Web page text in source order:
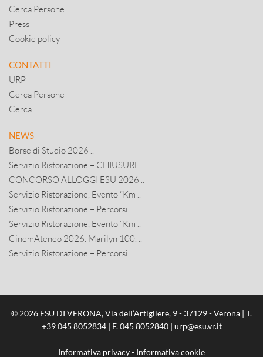
Cerca Persone
Press
Cookie policy
CONTATTI
URP
Cerca Persone
Cerca
NEWS
Borse di Studio 2026 ..
Servizio Ristorazione – CHIUSURE ..
CONCORSO ALLOGGI ESU 2026 ..
Servizio Ristorazione, Evento “Km ..
Servizio Ristorazione – Percorsi ..
Servizio Ristorazione, Evento “Km ..
CinemAteneo 2026. Marilyn 100. ..
Servizio Ristorazione – Percorsi ..
© 2026 ESU DI VERONA, Via dell’Artigliere, 9 - 37129 - Verona | T.
+39 045 8052834| F. 045 8052840 | urp@esu.vr.it
Informativa privacy- Informativa cookie